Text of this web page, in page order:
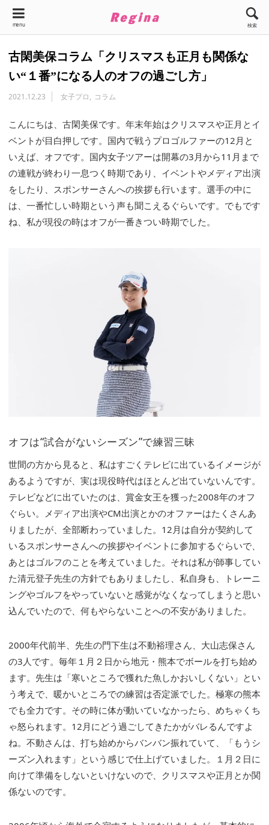
menu 検索
古閑美保コラム「クリスマスも正月も関係な
い“１番”になる人のオフの過ごし方」
2021.12.23 女子プロ コラム
こんにちは、古閑美保です。年末年始はクリスマスや正月とイ
ベントが目白押しです。国内で戦うプロゴルファーの12月と
いえば、オフです。国内女子ツアーは開幕の3月から11月まで
の連戦が終わり一息つく時期であり、イベントやメディア出演
をしたり、スポンサーさんへの挨拶も行います。選手の中に
は、一番忙しい時期という声も聞こえるぐらいです。でもです
ね、私が現役の時はオフが一番きつい時期でした。
オフは“試合がないシーズン”で練習三昧
世間の方から見ると、私はすごくテレビに出ているイメージが
あるようですが、実は現役時代はほとんど出ていないんです。
テレビなどに出ていたのは、賞金女王を獲った2008年のオフ
ぐらい。メディア出演やCM出演とかのオファーはたくさんあ
りましたが、全部断わっていました。12月は自分が契約して
いるスポンサーさんへの挨拶やイベントに参加するぐらいで、
あとはゴルフのことを考えていました。それは私が師事してい
た清元登子先生の方針でもありましたし、私自身も、トレーニ
ングやゴルフをやっていないと感覚がなくなってしまうと思い
込んでいたので、何もやらないことへの不安がありました。
2000年代前半、先生の門下生は不動裕理さん、大山志保さん
の3人です。毎年１月２日から地元・熊本でボールを打ち始め
ます。先生は「寒いところで獲れた魚しかおいしくない」とい
う考えで、暖かいところでの練習は否定派でした。極寒の熊本
でも全力です。その時に体が動いていなかったら、めちゃくち
ゃ怒られます。12月にどう過ごしてきたかがバレるんですよ
ね。不動さんは、打ち始めからバンバン振れていて、「もうシ
ーズン入れます」という感じで仕上げていました。１月２日に
向けて準備をしないといけないので、クリスマスや正月とか関
係ないのです。